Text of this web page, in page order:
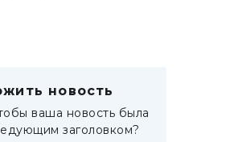
новость
ваша новость была
заголовком?